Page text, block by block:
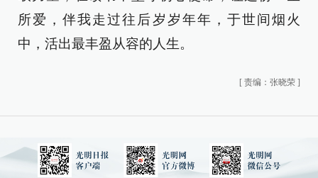
所爱，伴我走过往后岁岁年年，于世间烟火
中，活出最丰盈从容的人生。
[ 责编：张晓荣 ]